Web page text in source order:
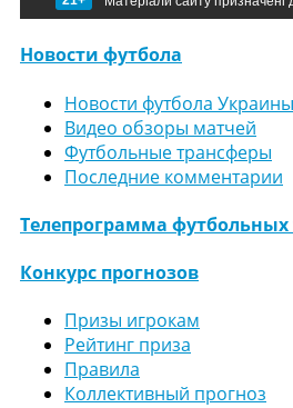
Новости футбола
Новости футбола Украины
Видео обзоры матчей
Футбольные трансферы
Последние комментарии
Телепрограмма футбольных
Конкурс прогнозов
Призы игрокам
Рейтинг приза
Правила
Коллективный прогноз